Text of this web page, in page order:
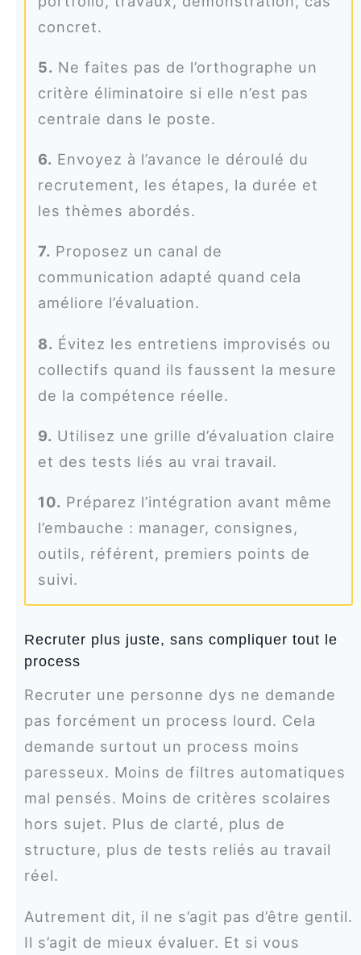
concret.
5. Ne faites pas de l’orthographe un
critère éliminatoire si elle n’est pas
centrale dans le poste.
6. Envoyez à l’avance le déroulé du
recrutement, les étapes, la durée et
les thèmes abordés.
7. Proposez un canal de
communication adapté quand cela
améliore l’évaluation.
8. Évitez les entretiens improvisés ou
collectifs quand ils faussent la mesure
de la compétence réelle.
9. Utilisez une grille d’évaluation claire
et des tests liés au vrai travail.
10. Préparez l’intégration avant même
l’embauche : manager, consignes,
outils, référent, premiers points de
suivi.
Recruter plus juste, sans compliquer tout le
process
Recruter une personne dys ne demande
pas forcément un process lourd. Cela
demande surtout un process moins
paresseux. Moins de filtres automatiques
mal pensés. Moins de critères scolaires
hors sujet. Plus de clarté, plus de
structure, plus de tests reliés au travail
réel.
Autrement dit, il ne s’agit pas d’être gentil.
Il s’agit de mieux évaluer. Et si vous